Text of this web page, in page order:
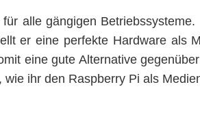
alle gängigen Betriebssysteme.
er eine perfekte Hardware als
eine gute Alternative
ihr den Raspberry Pi als